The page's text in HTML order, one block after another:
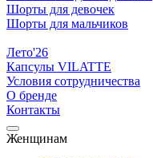
Шорты для девочек
Шорты для мальчиков
Лето'26
Капсулы VILATTE
Условия сотрудничества
О бренде
Контакты
Женщинам